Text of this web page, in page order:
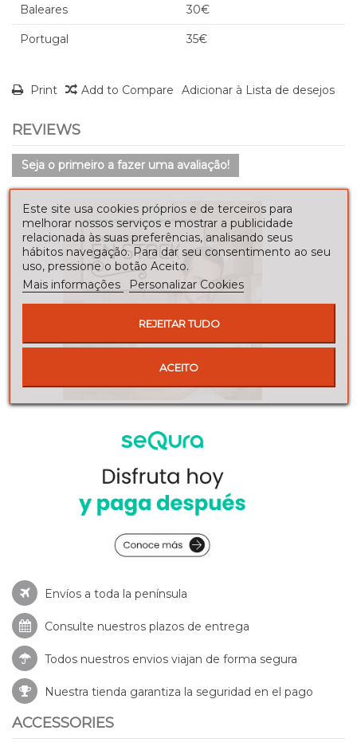
Baleares 30€
Portugal 35€
Print Add to Compare Adicionar à Lista de desejos
REVIEWS
Seja o primeiro a fazer uma avaliação!
Envíos a toda la península
Consulte nuestros plazos de entrega
Todos nuestros envios viajan de forma segura
Nuestra tienda garantiza la seguridad en el pago
ACCESSORIES
Este site usa cookies próprios e de terceiros para
melhorar nossos serviços e mostrar a publicidade
relacionada às suas preferências, analisando seus
hábitos navegação. Para dar seu consentimento ao seu
uso, pressione o botão Aceito.
Mais informações
Personalizar Cookies
REJEITAR TUDO
ACEITO